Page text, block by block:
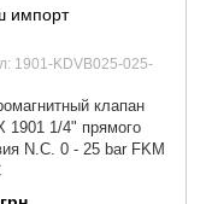
1901-KDVB025-025-
клапан
1901 1/4" прямого
N.C. 0 - 25 bar FKM